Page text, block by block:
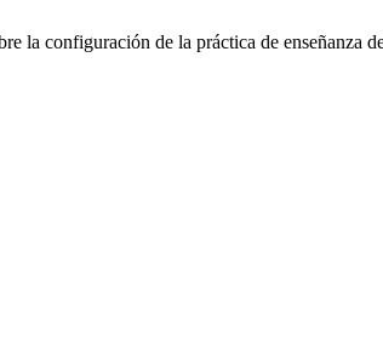
la configuración de la práctica de enseñanza